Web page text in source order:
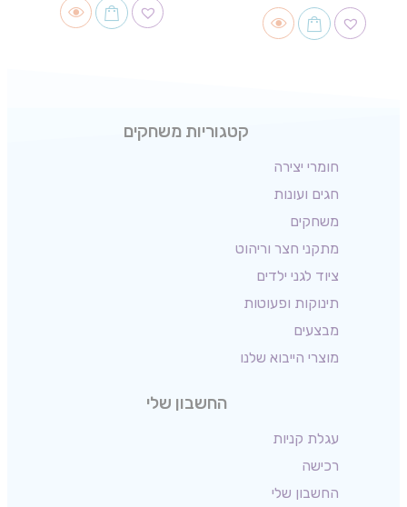
קטגוריות משחקים
חומרי יצירה
חגים ועונות
משחקים
מתקני חצר וריהוט
ציוד לגני ילדים
תינוקות ופעוטות
מבצעים
מוצרי הייבוא שלנו
החשבון שלי
עגלת קניות
רכישה
החשבון שלי